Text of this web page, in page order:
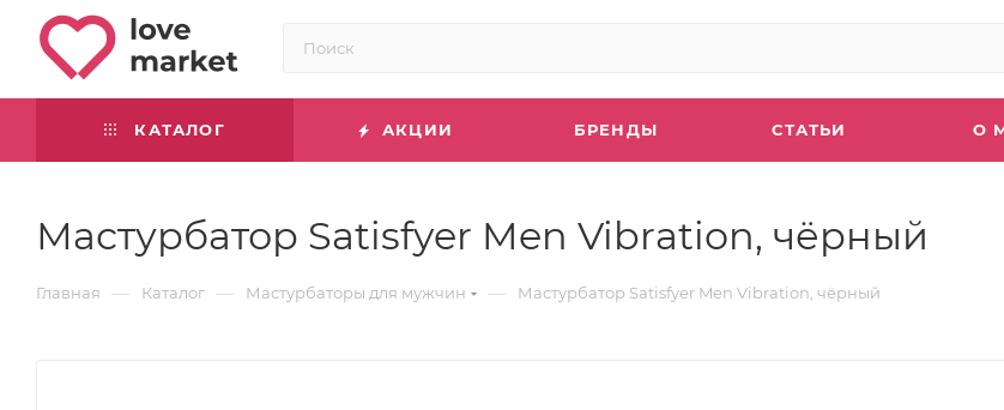
КАТАЛОГ АКЦИИ БРЕНДЫ СТАТЬИ О
Мастурбатор Satisfyer Men Vibration, чёрный
Главная — Каталог — Мастурбаторы для мужчин — Мастурбатор Satisfyer Men Vibration, чёрный